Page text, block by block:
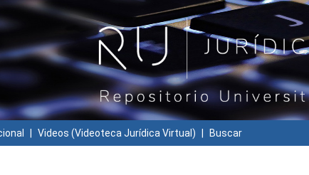
Videos (Videoteca Jurídica Virtual) Buscar